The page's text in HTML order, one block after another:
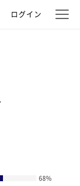
ログイン
68%